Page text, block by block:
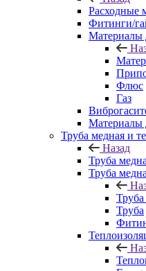
Расходные
Фитинги/
Материалы
Флюс
Газ
Материалы
Труба медная и
Назад
Труба
Труба
Труба